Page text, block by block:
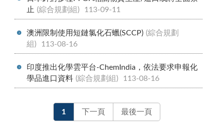
止 (綜合規劃組) 113-09-11
澳洲限制使用短鏈氯化石蠟(SCCP) (綜合規劃
組)
113-08-16
印度推出化學雲平台-ChemIndia，依法要求申報化
學品進口資料 (綜合規劃組) 113-08-16
1 下一頁 最後一頁